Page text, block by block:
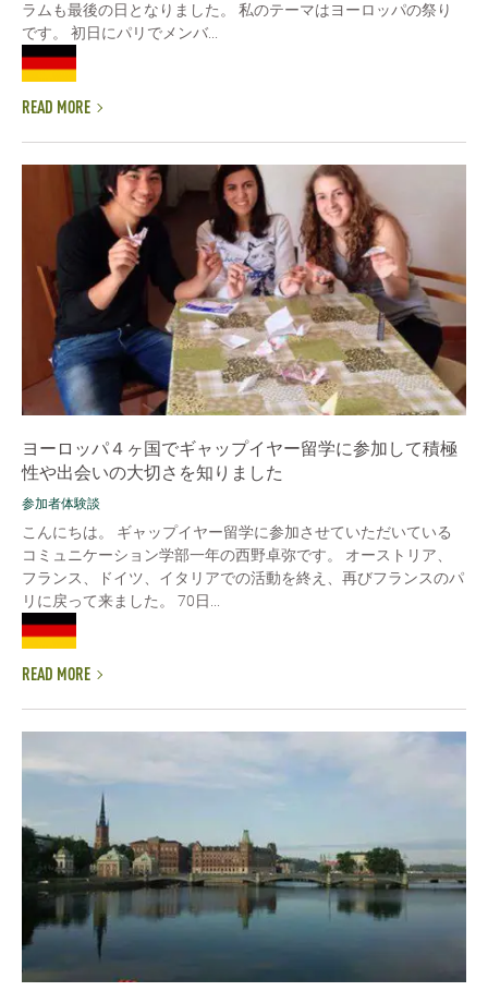
ラムも最後の日となりました。 私のテーマはヨーロッパの祭り
です。 初日にパリでメンバ...
READ MORE
ヨーロッパ４ヶ国でギャップイヤー留学に参加して積極
性や出会いの大切さを知りました
参加者体験談
こんにちは。 ギャップイヤー留学に参加させていただいている
コミュニケーション学部一年の西野卓弥です。 オーストリア、
フランス、ドイツ、イタリアでの活動を終え、再びフランスのパ
リに戻って来ました。 70日...
READ MORE